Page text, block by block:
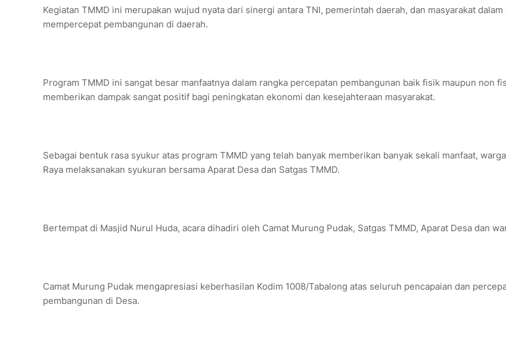
Kegiatan TMMD ini merupakan wujud nyata dari sinergi antara TNI, pemerintah daerah, dan masyarakat dalam
mempercepat pembangunan di daerah.
Program TMMD ini sangat besar manfaatnya dalam rangka percepatan pembangunan baik fisik maupun non
memberikan dampak sangat positif bagi peningkatan ekonomi dan kesejahteraan masyarakat.
Sebagai bentuk rasa syukur atas program TMMD yang telah banyak memberikan banyak sekali manfaat,
Raya melaksanakan syukuran bersama Aparat Desa dan Satgas TMMD.
Bertempat di Masjid Nurul Huda, acara dihadiri oleh Camat Murung Pudak, Satgas TMMD, Aparat Desa dan
Camat Murung Pudak mengapresiasi keberhasilan Kodim 1008/Tabalong atas seluruh pencapaian dan
pembangunan di Desa.